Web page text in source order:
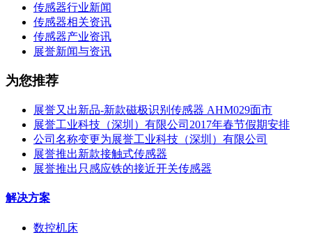
传感器行业新闻
传感器相关资讯
传感器产业资讯
展誉新闻与资讯
为您推荐
展誉又出新品-新款磁极识别传感器 AHM029面市
展誉工业科技（深圳）有限公司2017年春节假期安排
公司名称变更为展誉工业科技（深圳）有限公司
展誉推出新款接触式传感器
展誉推出只感应铁的接近开关传感器
解决方案
数控机床